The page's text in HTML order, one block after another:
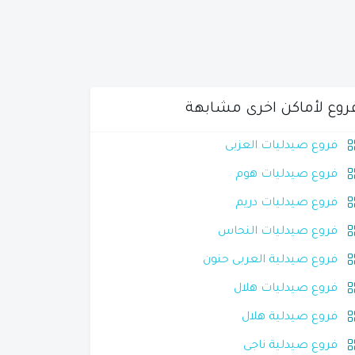
لأماكن اخرى مشابهة
فروع صيدليات العزبى
فروع صيدليات هوم
فروع صيدليات دريم
فروع صيدليات النحاس
فروع صيدلية العربى حنون
فروع صيدليات هلال
فروع صيدلية هلال
فروع صيدلية ناجى